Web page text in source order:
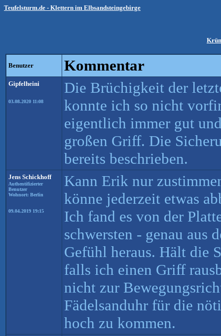
Teufelsturm.de - Klettern im Elbsandsteingebirge
Benutzer Kommentar
Gipfelheini
03.08.2020 11:08
Die Brüchigkeit der
konnte ich so nicht
eigentlich immer gut
großen Griff. Die
bereits beschrieben.
Jens Schickhoff
Authentifizierter
Benutzer
Wohnort: Berlin
09.04.2019 19:15
Kann Erik nur
könne jederzeit etwas
Ich fand es von der
schwersten - genau aus
Gefühl heraus. Hält die
falls ich einen Griff
nicht zur
Fädelsanduhr für die
hoch zu kommen.